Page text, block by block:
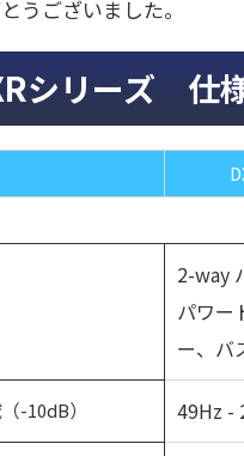
うございました。
シリーズ 仕
2-way
パワー
ー、バ
-10dB） 49Hz -